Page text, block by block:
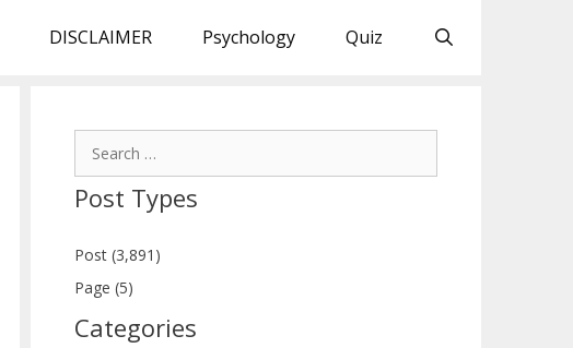
DISCLAIMER Psychology Quiz
Post Types
Post (3,891)
Page (5)
Categories